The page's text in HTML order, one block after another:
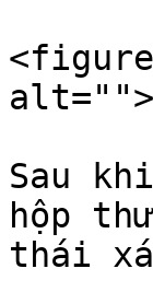
Sau
hộp
thái